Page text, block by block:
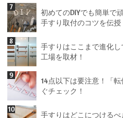
初めてのDIYでも簡単で
手すり取付のコツを伝授
手すりはここまで進化
工場を取材！
14点以下は要注意！「
ぐチェック！
手すりはどこにつける